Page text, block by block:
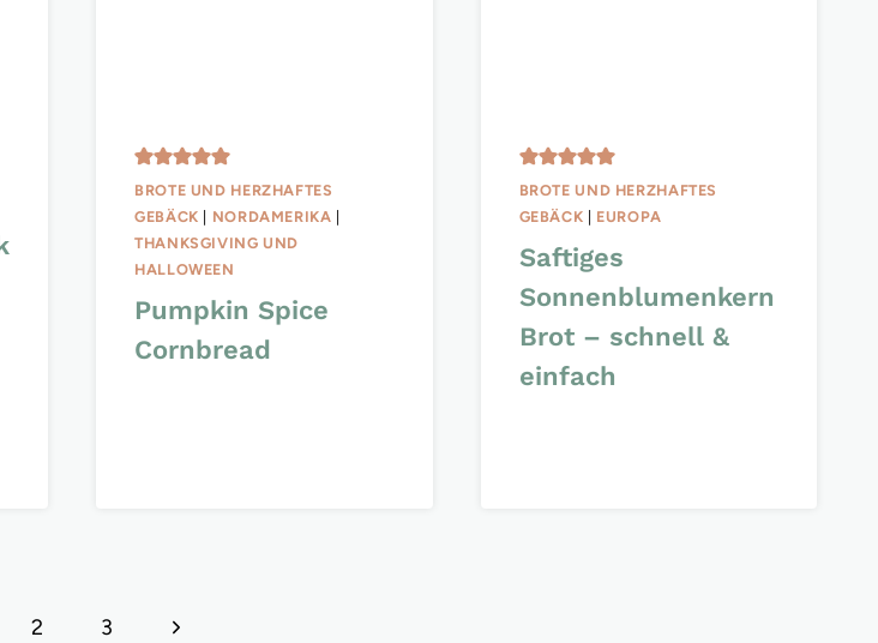
BROTE UND HERZHAFTES
GEBÄCK
NORDAMERIKA
THANKSGIVING UND
HALLOWEEN
Pumpkin Spice
Cornbread
BROTE UND HERZHAFTES
GEBÄCK
EUROPA
Saftiges
Sonnenblumenkern
Brot – schnell &
einfach
2 3
Nächste